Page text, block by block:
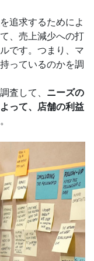
追求するためによ
、売上減少への打
です。つまり、マ
っているのかを調
査して、 ニーズの
って、店舗の利益